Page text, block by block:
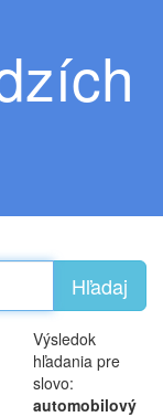
Hľadaj
Výsledok
hľadania pre
slovo:
automobilový